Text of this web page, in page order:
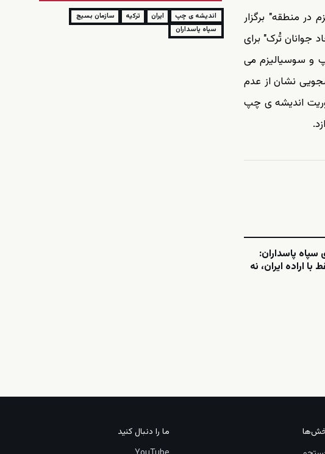
در منطقه" برگزار
جوانان تُرک" برای
و سوسیالیزم می
نشان از عدم
اندیشه ی چپ
پاسداران:
اراده ایران، نه
اندیشه ی چپ ایران ترکیه
سازمان بسیج
سپاه پاسداران
ما را دنبال کنید